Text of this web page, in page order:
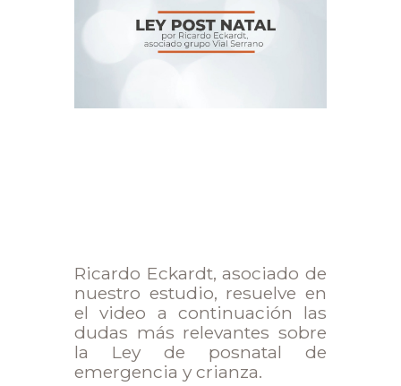
Ricardo Eckardt, asociado de
nuestro estudio, resuelve en
el video a continuación las
dudas más relevantes sobre
la Ley de posnatal de
emergencia y crianza.